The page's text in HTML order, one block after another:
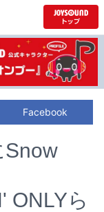
Facebook
Snow
ONLYら